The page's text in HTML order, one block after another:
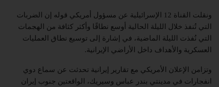
ونقلت القناة 12 الإسرائيلية عن مسؤول أمريكي قوله إن الضربات
التي تُنفذ خلال الليلة الحالية أوسع نطاقًا وأكثر كثافة من الهجمات
التي نُفذت الليلة الماضية، في إشارة إلى توسيع نطاق العمليات
العسكرية والأهداف داخل الأراضي الإيرانية.
وتزامن الإعلان الأمريكي مع تقارير إيرانية تحدثت عن سماع دوي
انفجارات في مدينتي بندر عباس وسيريك، الواقعتين جنوب إيران